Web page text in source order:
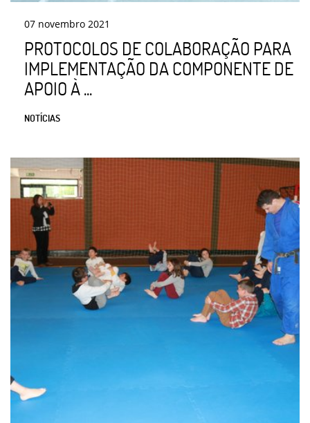
07 novembro 2021
PROTOCOLOS DE COLABORAÇÃO PARA
IMPLEMENTAÇÃO DA COMPONENTE DE
APOIO À ...
NOTÍCIAS